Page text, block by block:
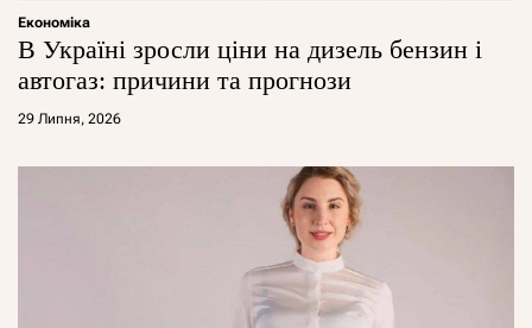
Економіка
В Україні зросли ціни на дизель бензин і
автогаз: причини та прогнози
29 Липня, 2026